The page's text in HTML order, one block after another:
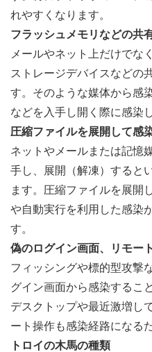
れやすくなります。
フラッシュメモリなどの共
メールやネット上だけでな
ストレージデバイスなどの
す。そのような媒体から感
などを入手し開く際に感染
圧縮ファイルを展開して感
ネットやメールまたは記憶
手し、展開（解凍）すると
ます。圧縮ファイルを展開
や自動実行を利用した感染
す。
偽のログイン画面、リモー
フィッシングや標的型攻撃
グイン画面から感染するこ
デスクトップや最近激増し
ート操作も感染経路になる
トロイの木馬の種類